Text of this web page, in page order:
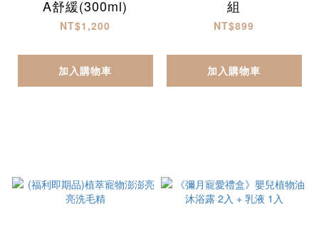
A舒緩(300ml)
NT$1,200
加入購物車
組
NT$899
加入購物車